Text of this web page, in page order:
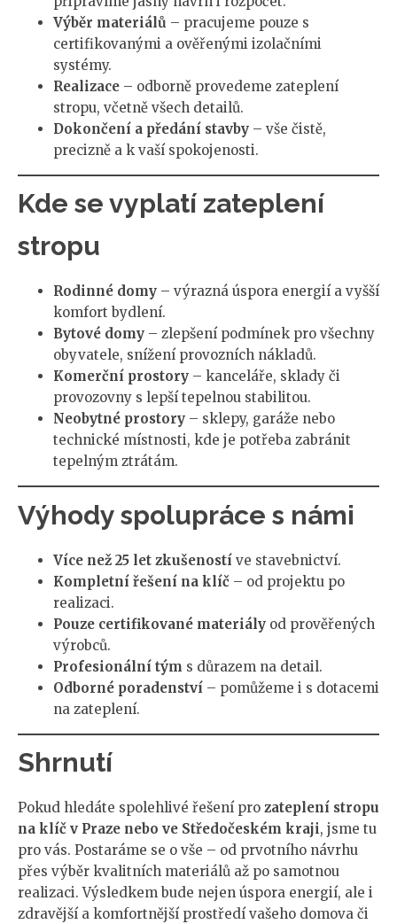
Výběr materiálů – pracujeme pouze s
certifikovanými a ověřenými izolačními
systémy.
Realizace – odborně provedeme zateplení
stropu, včetně všech detailů.
Dokončení a předání stavby – vše čistě,
precizně a k vaší spokojenosti.
Kde se vyplatí zateplení
stropu
Rodinné domy – výrazná úspora energií a vyšší
komfort bydlení.
Bytové domy – zlepšení podmínek pro všechny
obyvatele, snížení provozních nákladů.
Komerční prostory – kanceláře, sklady či
provozovny s lepší tepelnou stabilitou.
Neobytné prostory – sklepy, garáže nebo
technické místnosti, kde je potřeba zabránit
tepelným ztrátám.
Výhody spolupráce s námi
Více než 25 let zkušeností ve stavebnictví.
Kompletní řešení na klíč – od projektu po
realizaci.
Pouze certifikované materiály od prověřených
výrobců.
Profesionální tým s důrazem na detail.
Odborné poradenství – pomůžeme i s dotacemi
na zateplení.
Shrnutí
Pokud hledáte spolehlivé řešení pro zateplení stropu
na klíč v Praze nebo ve Středočeském kraji, jsme tu
pro vás. Postaráme se o vše – od prvotního návrhu
přes výběr kvalitních materiálů až po samotnou
realizaci. Výsledkem bude nejen úspora energií, ale i
zdravější a komfortnější prostředí vašeho domova či